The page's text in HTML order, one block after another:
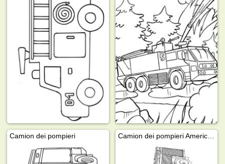
Camion dei pompieri Camion dei pompieri Americano